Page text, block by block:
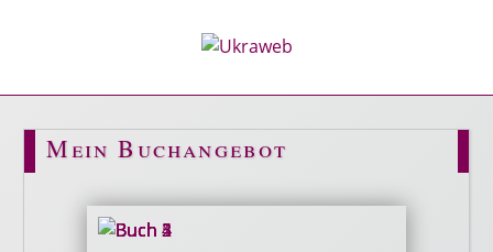
Mein Buchangebot